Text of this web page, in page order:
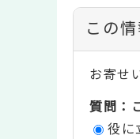
コ
ン
テ
ン
この
お寄せ
質問：
役に